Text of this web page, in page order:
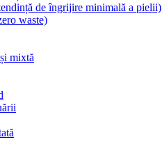
de îngrijire minimală a pielii)
waste)
mixtă